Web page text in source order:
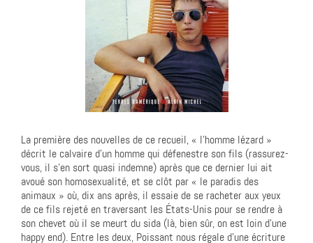
La première des nouvelles de ce recueil, « l’homme lézard »
décrit le calvaire d’un homme qui défenestre son fils (rassurez-
vous, il s’en sort quasi indemne) après que ce dernier lui ait
avoué son homosexualité, et se clôt par « le paradis des
animaux » où, dix ans après, il essaie de se racheter aux yeux
de ce fils rejeté en traversant les États-Unis pour se rendre à
son chevet où il se meurt du sida (là, bien sûr, on est loin d’une
happy end). Entre les deux, Poissant nous régale d’une écriture